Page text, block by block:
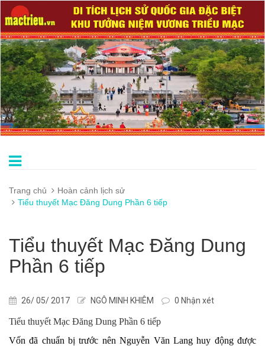
Trang chủ
Hoàn cảnh lịch sử
Tiểu thuyết Mạc Đăng Dung Phần 6 tiếp
Tiểu thuyết Mạc Đăng Dung
Phần 6 tiếp
26/ 05/ 2017 NGÔ MINH KHIÊM 0 Nhận xét
Tiểu thuyết Mạc Đăng Dung Phần 6 tiếp
Vốn đã chuẩn bị trước nên Nguyễn Văn Lang huy động được